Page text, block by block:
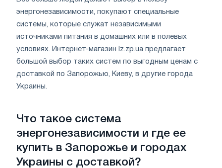
энергонезависимости, покупают специальные
системы, которые служат независимыми
источниками питания в домашних или в полевых
условиях. Интернет-магазин lz.zp.ua предлагает
большой выбор таких систем по выгодным ценам с
доставкой по Запорожью, Киеву, в другие города
Украины.
Что такое система
энергонезависимости и где ее
купить в Запорожье и городах
Украины с доставкой?